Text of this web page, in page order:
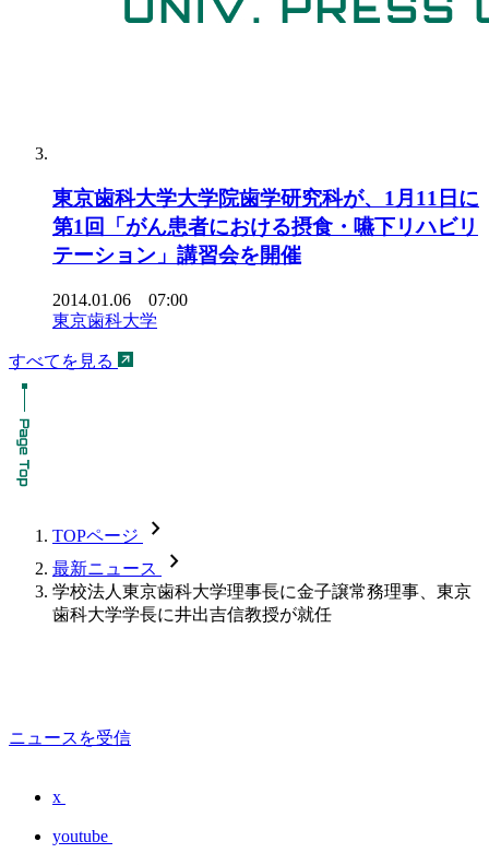
東京歯科大学大学院歯学研究科が、1月11日に
第1回「がん患者における摂食・嚥下リハビリ
テーション」講習会を開催
2014.01.06 07:00
東京歯科大学
すべてを見る
TOPページ chevron_forward
最新ニュース chevron_forward
学校法人東京歯科大学理事長に金子譲常務理事、東京
歯科大学学長に井出吉信教授が就任
ニュースを受信
x
youtube